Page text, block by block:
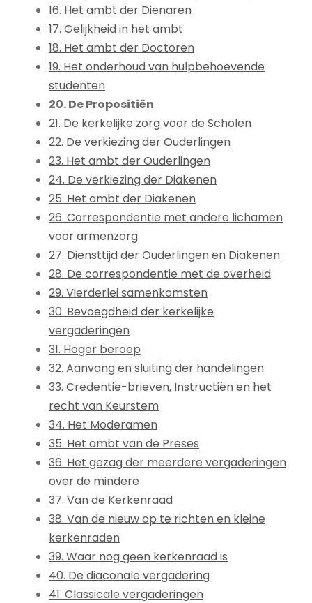
16. Het ambt der Dienaren
17. Gelijkheid in het ambt
18. Het ambt der Doctoren
19. Het onderhoud van hulpbehoevende
studenten
20. De Propositiën
21. De kerkelijke zorg voor de Scholen
22. De verkiezing der Ouderlingen
23. Het ambt der Ouderlingen
24. De verkiezing der Diakenen
25. Het ambt der Diakenen
26. Correspondentie met andere lichamen
voor armenzorg
27. Diensttijd der Ouderlingen en Diakenen
28. De correspondentie met de overheid
29. Vierderlei samenkomsten
30. Bevoegdheid der kerkelijke
vergaderingen
31. Hoger beroep
32. Aanvang en sluiting der handelingen
33. Credentie-brieven, Instructiën en het
recht van Keurstem
34. Het Moderamen
35. Het ambt van de Preses
36. Het gezag der meerdere vergaderingen
over de mindere
37. Van de Kerkenraad
38. Van de nieuw op te richten en kleine
kerkenraden
39. Waar nog geen kerkenraad is
40. De diaconale vergadering
41. Classicale vergaderingen